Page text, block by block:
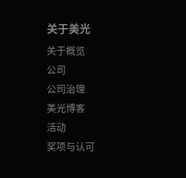
关于美光
关于概览
公司
公司治理
美光博客
活动
奖项与认可